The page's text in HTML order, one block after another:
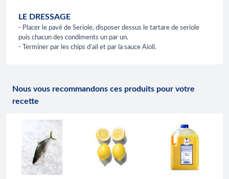
LE DRESSAGE
- Placer le pavé de Seriole, disposer dessus le tartare de seriole
puis chacun des condiments un par un.
- Terminer par les chips d’ail et par la sauce Aioli.
Nous vous recommandons ces produits pour votre
recette